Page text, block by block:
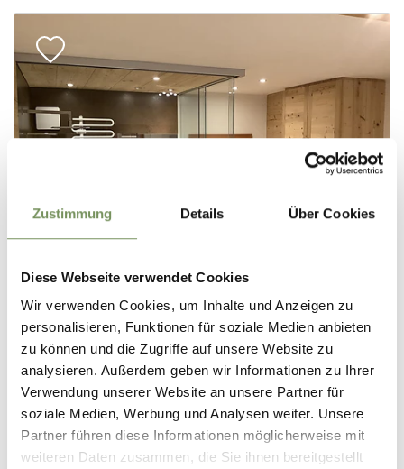
Zustimmung Details Über Cookies
Diese Webseite verwendet Cookies
Wir verwenden Cookies, um Inhalte und Anzeigen zu
personalisieren, Funktionen für soziale Medien anbieten
zu können und die Zugriffe auf unsere Website zu
analysieren. Außerdem geben wir Informationen zu Ihrer
Verwendung unserer Website an unsere Partner für
soziale Medien, Werbung und Analysen weiter. Unsere
Partner führen diese Informationen möglicherweise mit
weiteren Daten zusammen, die Sie ihnen bereitgestellt